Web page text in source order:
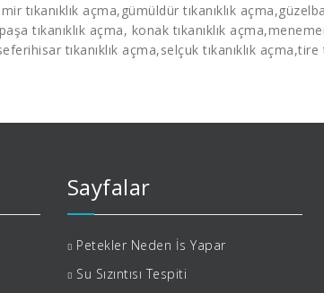
tıkanıklık açma,gümüldür tıkanıklık açma
tıkanıklık açma, konak tıkanıklık açma
tıkanıklık açma,selçuk tıkanıklık açma,tire
Sayfalar
Petekler Neden İs Yapar
Su Sızıntısı Tespiti